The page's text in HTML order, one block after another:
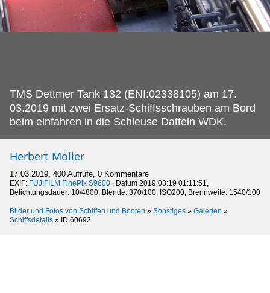
TMS Dettmer Tank 132 (ENI:02338105) am 17.
03.2019 mit zwei Ersatz-Schiffsschrauben am Bord
beim einfahren in die Schleuse Datteln WDK.
Herbert Möller
17.03.2019, 400 Aufrufe, 0 Kommentare
EXIF: FUJIFILM FinePix S9600 , Datum 2019:03:19 01:11:51,
Belichtungsdauer: 10/4800, Blende: 370/100, ISO200, Brennweite: 1540/100
Bilder und Fotos von Schiffen und Booten » Sonstiges » Galerien »
Schiffsdetails » ID 60692